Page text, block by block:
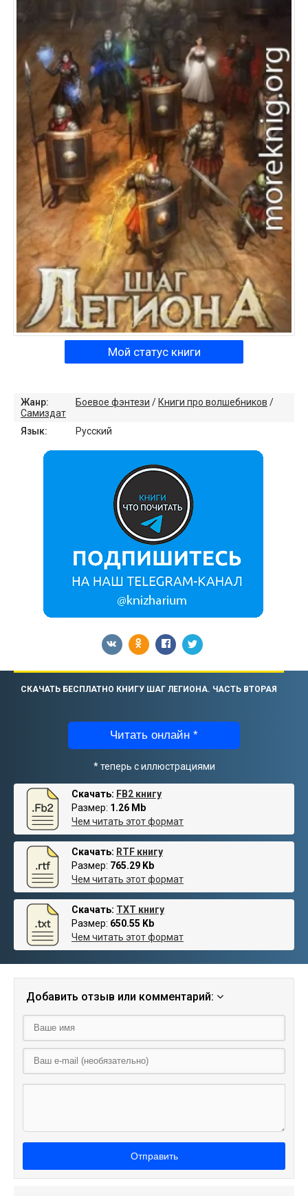
Мой статус книги
Жанр: Боевое фэнтези /Книги про волшебников /
Самиздат
Язык:
Русский
СКАЧАТЬ БЕСПЛАТНО КНИГУ ШАГ ЛЕГИОНА. ЧАСТЬ ВТОРАЯ
Читать онлайн *
* теперь с иллюстрациями
Скачать: FB2 книгу
Размер: 1.26 Mb
Чем читать этот формат
Скачать: RTF книгу
Размер: 765.29 Kb
Чем читать этот формат
Скачать: TXT книгу
Размер: 650.55 Kb
Чем читать этот формат
Добавить отзыв или комментарий:
Отправить